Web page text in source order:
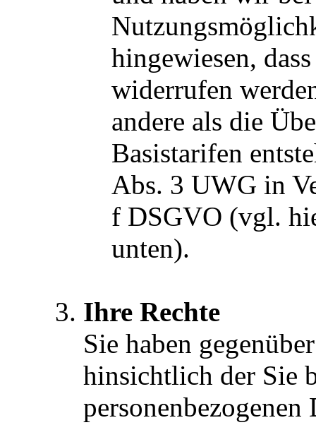
hingewiesen,
widerrufen
andere als die
Basistarifen
Abs. 3 UWG in
f DSGVO (vgl.
unten).
Ihre Rechte
Sie haben
hinsichtlich der Sie
personenbezogenen